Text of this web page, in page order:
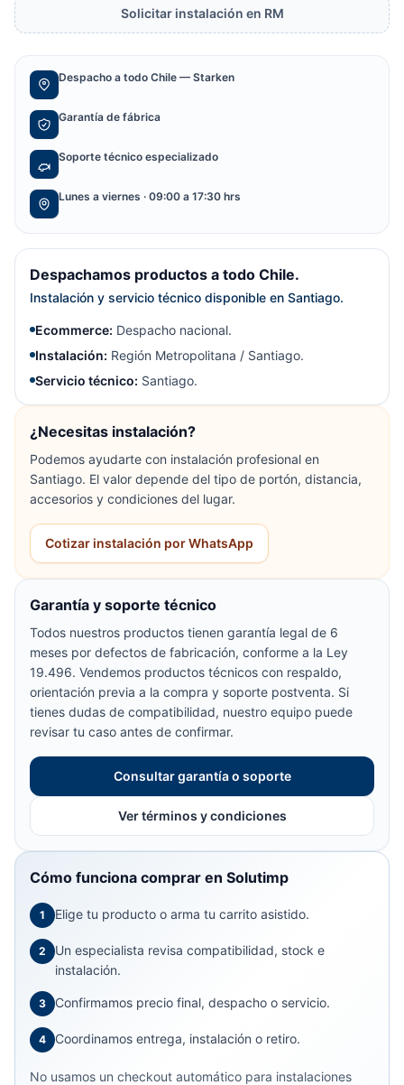
Solicitar instalación en RM
Despacho a todo Chile — Starken
Garantía de fábrica
Soporte técnico especializado
Lunes a viernes · 09:00 a 17:30 hrs
Despachamos productos a todo Chile.
Instalación y servicio técnico disponible en Santiago.
Ecommerce: Despacho nacional.
Instalación: Región Metropolitana / Santiago.
Servicio técnico: Santiago.
¿Necesitas instalación?
Podemos ayudarte con instalación profesional en
Santiago. El valor depende del tipo de portón, distancia,
accesorios y condiciones del lugar.
Cotizar instalación por WhatsApp
Garantía y soporte técnico
Todos nuestros productos tienen garantía legal de 6
meses por defectos de fabricación, conforme a la Ley
19.496. Vendemos productos técnicos con respaldo,
orientación previa a la compra y soporte postventa. Si
tienes dudas de compatibilidad, nuestro equipo puede
revisar tu caso antes de confirmar.
Consultar garantía o soporte
Ver términos y condiciones
Cómo funciona comprar en Solutimp
1 Elige tu producto o arma tu carrito asistido.
2
Un especialista revisa compatibilidad, stock e
instalación.
3 Confirmamos precio final, despacho o servicio.
4 Coordinamos entrega, instalación o retiro.
No usamos un checkout automático para instalaciones